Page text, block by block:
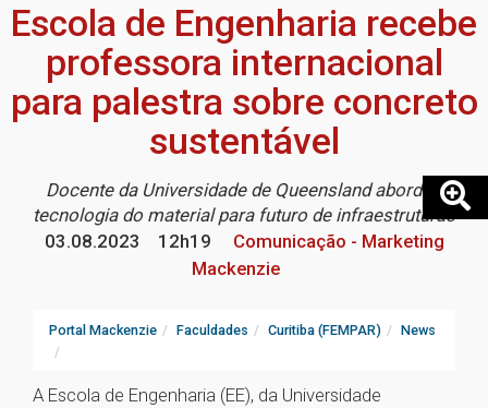
Escola de Engenharia recebe
professora internacional
para palestra sobre concreto
sustentável
Docente da Universidade de Queensland abordou
tecnologia do material para futuro de infraestruturas
03.08.2023
12h19
Comunicação - Marketing
Mackenzie
Portal Mackenzie Faculdades Curitiba (FEMPAR) News
A Escola de Engenharia (EE), da Universidade